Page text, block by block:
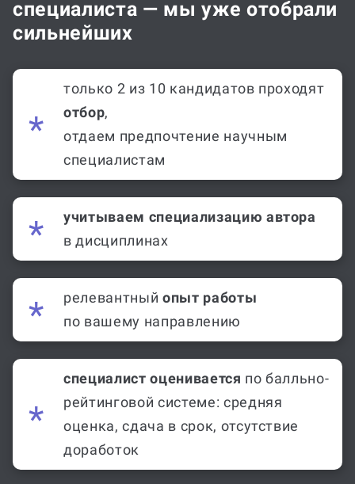
специалиста — мы уже отобрали
сильнейших
только 2 из 10 кандидатов проходят
отбор,
отдаем предпочтение научным
специалистам
учитываем специализацию автора
в дисциплинах
релевантный опыт работы
по вашему направлению
специалист оценивается по балльно-
рейтинговой системе: средняя
оценка, сдача в срок, отсутствие
доработок